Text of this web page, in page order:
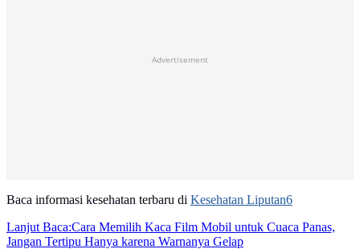
Advertisement
Baca informasi kesehatan terbaru di Kesehatan Liputan6
Lanjut Baca:Cara Memilih Kaca Film Mobil untuk Cuaca Panas,
Jangan Tertipu Hanya karena Warnanya Gelap